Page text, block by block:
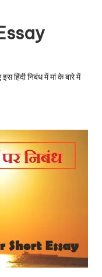
हिंदी निबंध में मां के बारे में